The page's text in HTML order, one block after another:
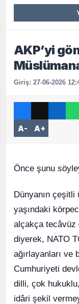
AKP’yi
Giriş: 27-06-2026
A- A+
Önce şunu
Dünyanın çeşitli
yaşındaki
alçakça tecâvüz
diyerek, NATO
ağırlayanları ve
Cumhuriyeti
dilli, çok
idâri şekil